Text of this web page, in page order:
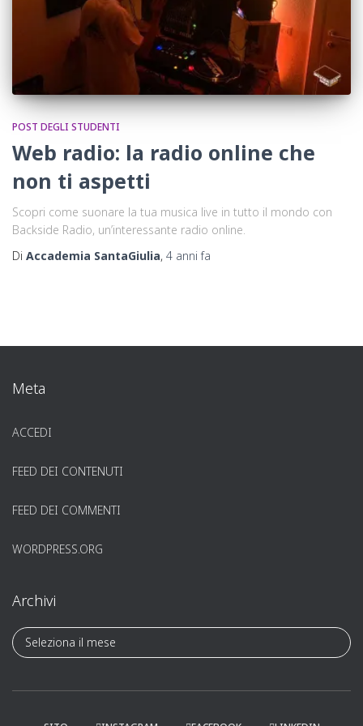
POST DEGLI STUDENTI
Web radio: la radio online che
non ti aspetti
Scopri come suonare la tua musica live in tutto il mondo con
Backside Radio, un’interessante radio online.
Di Accademia SantaGiulia, 4 anni fa
Meta
ACCEDI
FEED DEI CONTENUTI
FEED DEI COMMENTI
WORDPRESS.ORG
Archivi
A
r
h